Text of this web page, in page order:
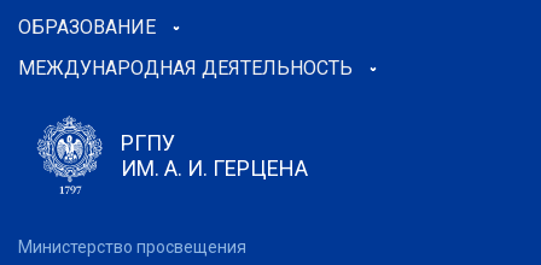
ОБРАЗОВАНИЕ
МЕЖДУНАРОДНАЯ ДЕЯТЕЛЬНОСТЬ
РГПУ
ИМ. А. И. ГЕРЦЕНА
Министерство просвещения